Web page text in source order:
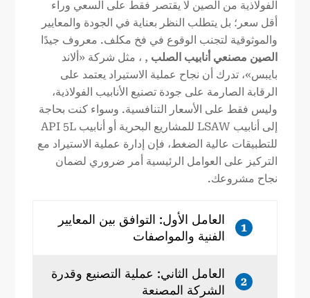
الفولاذية من الصين لا يقتصر فقط على السعي وراء
أقل سعر؛ بل يتطلب النظر بعناية في الجودة والمعايير
والموثوقية لتجنب الوقوع في فخ مكلف. معروف جيدًا
الصين مصنعي أنابيب الصلب , ، مثل شركة «ألاند
بايبس»، تدرك أن نجاح عملية الاستيراد يعتمد على
الرقابة الصارمة على جودة تصنيع الأنابيب الفولاذية،
وليس فقط على الأسعار التنافسية. وسواء كنت بحاجة
إلى أنابيب LSAW للمشاريع البحرية أو أنابيب API 5L
للتطبيقات عالية الضغط، فإن إدارة عملية الاستيراد مع
التركيز على العوامل الرئيسية أمر ضروري لضمان
نجاح مشروعك.
1
العامل الأول: التوافق بين المعايير
الفنية والمواصفات
2
العامل الثاني: عملية التصنيع وقدرة
الشركة المصنعة